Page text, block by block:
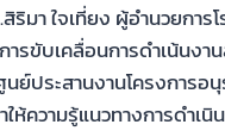
า ใจเที่ยง ผู้อำนวยการโ
ารขับเคลื่อนการดำเน้นง
นย์ประสานงานโครงการ
ห้ความรู้แนวทางการดำเ